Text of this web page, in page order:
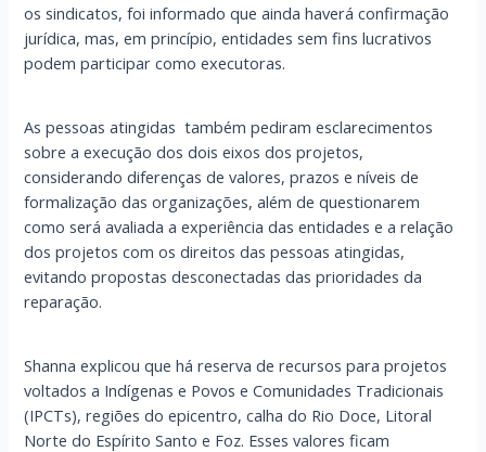
os sindicatos, foi informado que ainda haverá confirmação
jurídica, mas, em princípio, entidades sem fins lucrativos
podem participar como executoras.
As pessoas atingidas também pediram esclarecimentos
sobre a execução dos dois eixos dos projetos,
considerando diferenças de valores, prazos e níveis de
formalização das organizações, além de questionarem
como será avaliada a experiência das entidades e a relação
dos projetos com os direitos das pessoas atingidas,
evitando propostas desconectadas das prioridades da
reparação.
Shanna explicou que há reserva de recursos para projetos
voltados a Indígenas e Povos e Comunidades Tradicionais
(IPCTs), regiões do epicentro, calha do Rio Doce, Litoral
Norte do Espírito Santo e Foz. Esses valores ficam